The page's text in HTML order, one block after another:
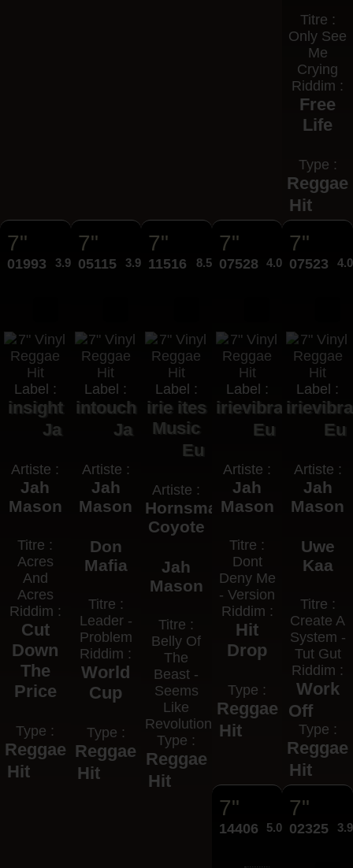
Titre :
Only See
Me
Crying
Riddim :
Free
Life
Type :
Reggae
Hit
7"
01993 3.95€
Label :
insight
Ja
Artiste :
Jah
Mason
Titre :
Acres
And
Acres
Riddim :
Cut
Down
The
Price
Type :
Reggae
Hit
7"
05115 3.95€
Label :
intouch
Ja
Artiste :
Jah
Mason
Don
Mafia
Titre :
Leader -
Problem
Riddim :
World
Cup
Type :
Reggae
Hit
7"
11516 8.50€
Label :
irie ites
Music
Eu
Artiste :
Hornsman
Coyote
Jah
Mason
Titre :
Belly Of
The
Beast -
Seems
Like
Revolution
Type :
Reggae
Hit
7"
07528 4.00€
Label :
irievibrations
Eu
Artiste :
Jah
Mason
Titre :
Dont
Deny Me
- Version
Riddim :
Hit
Drop
Type :
Reggae
Hit
7"
07523
Label :
Eu
Artiste :
Jah
Mason
Uwe
Kaa
Titre :
Create A
System -
Tut Gut
Riddim :
Work
Off
Type :
Reggae
Hit
7"
14406 5.00€
7"
02325